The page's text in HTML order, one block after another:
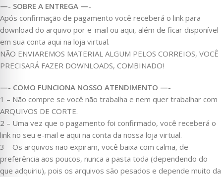
—- SOBRE A ENTREGA —-
Após confirmação de pagamento você receberá o link para
download do arquivo por e-mail ou aqui, além de ficar disponível
em sua conta aqui na loja virtual.
NÃO ENVIAREMOS MATERIAL ALGUM PELOS CORREIOS, VOCÊ
PRECISARÁ FAZER DOWNLOADS, COMBINADO!
—- COMO FUNCIONA NOSSO ATENDIMENTO —-
1 – Não compre se você não trabalha e nem quer trabalhar com
ARQUIVOS DE CORTE.
2 – Uma vez que o pagamento foi confirmado, você receberá o
link no seu e-mail e aqui na conta da nossa loja virtual.
3 – Os arquivos não expiram, você baixa com calma, de
preferência aos poucos, nunca a pasta toda (dependendo do
que adquiriu), pois os arquivos são pesados e depende muito da